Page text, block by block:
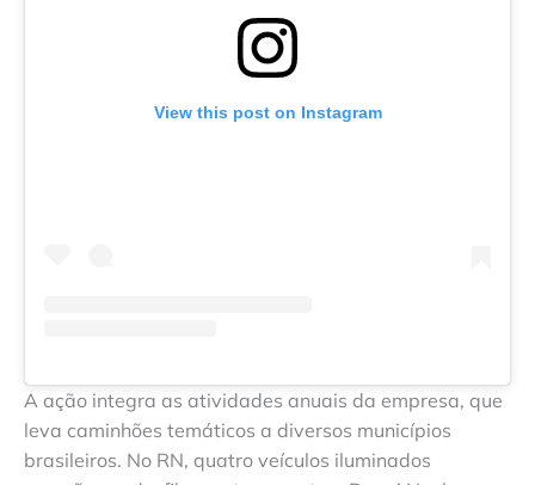
View this post on Instagram
A ação integra as atividades anuais da empresa, que
leva caminhões temáticos a diversos municípios
brasileiros. No RN, quatro veículos iluminados